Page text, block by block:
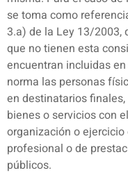
se toma como
3.a) de la Ley 13/2003,
que no tienen esta
encuentran incluidas
norma las personas
en destinatarios
bienes o servicios con
organización o
profesional o de
públicos.